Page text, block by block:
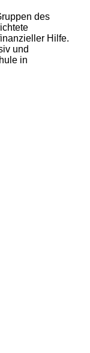
des
Hilfe.
und
in